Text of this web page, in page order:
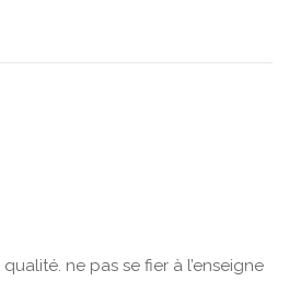
ne pas se fier à l’enseigne